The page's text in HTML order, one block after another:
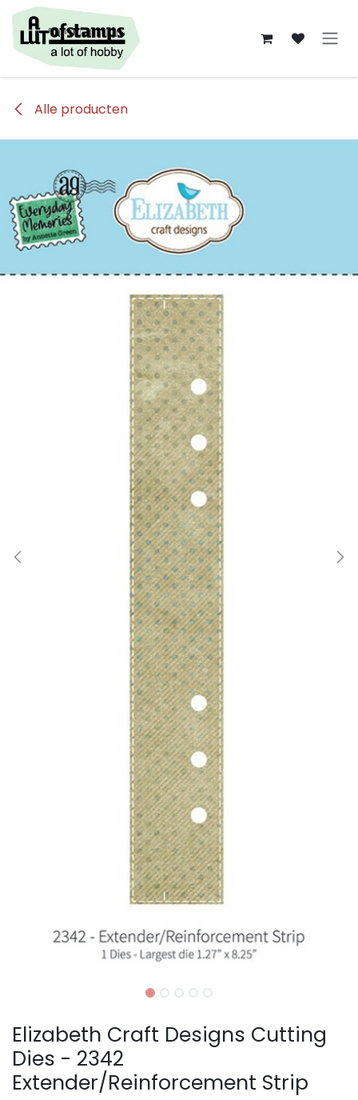
Overslaan naar inhoud
Alle producten
Elizabeth Craft Designs Cutting
Dies - 2342
Extender/Reinforcement Strip